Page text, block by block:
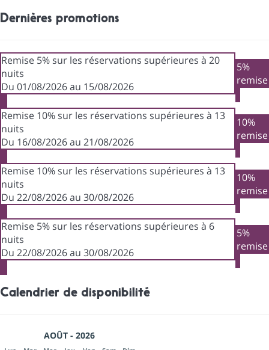
Dernières promotions
Remise 5% sur les réservations supérieures à 20
nuits
Du 01/08/2026 au 15/08/2026
5%
remise
Remise 10% sur les réservations supérieures à 13
nuits
Du 16/08/2026 au 21/08/2026
10%
remise
Remise 10% sur les réservations supérieures à 13
nuits
Du 22/08/2026 au 30/08/2026
10%
remise
Remise 5% sur les réservations supérieures à 6
nuits
Du 22/08/2026 au 30/08/2026
5%
remise
Calendrier de disponibilité
AOÛT - 2026